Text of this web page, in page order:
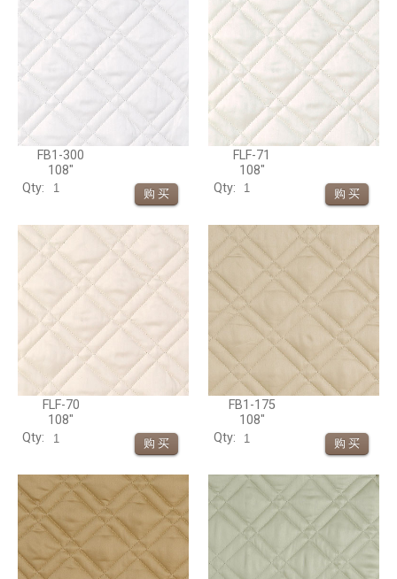
FB1-300
108"
Qty:
FLF-71
108"
Qty:
FLF-70
108"
Qty:
FB1-175
108"
Qty: